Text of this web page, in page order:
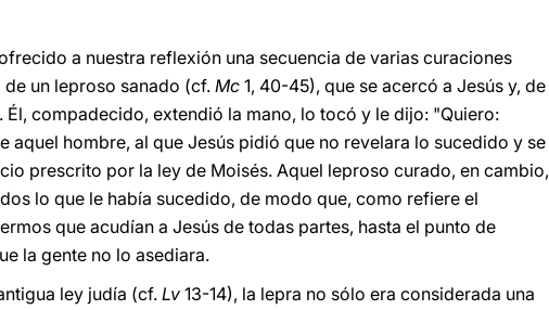
a nuestra reflexión una secuencia de varias curaciones
un leproso sanado (cf. Mc 1, 40-45), que se acercó a Jesús y, de
compadecido, extendió la mano, lo tocó y le dijo: "Quiero:
hombre, al que Jesús pidió que no revelara lo sucedido y se
prescrito por la ley de Moisés. Aquel leproso curado, en cambio,
lo que le había sucedido, de modo que, como refiere el
que acudían a Jesús de todas partes, hasta el punto de
la gente no lo asediara.
ley judía (cf. Lv 13-14), la lepra no sólo era considerada una